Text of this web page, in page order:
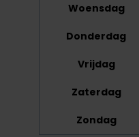
Woensdag
Donderdag
Vrijdag
Zaterdag
Zondag